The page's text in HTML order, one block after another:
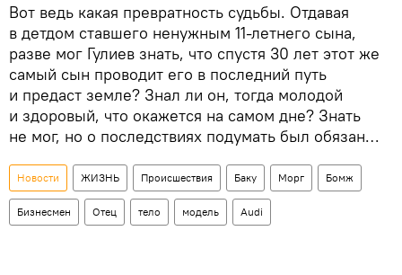
Вот ведь какая превратность судьбы. Отдавая
в детдом ставшего ненужным 11-летнего сына,
разве мог Гулиев знать, что спустя 30 лет этот же
самый сын проводит его в последний путь
и предаст земле? Знал ли он, тогда молодой
и здоровый, что окажется на самом дне? Знать
не мог, но о последствиях подумать был обязан…
Новости ЖИЗНЬ Происшествия Баку Морг Бомж
Бизнесмен Отец тело модель Audi